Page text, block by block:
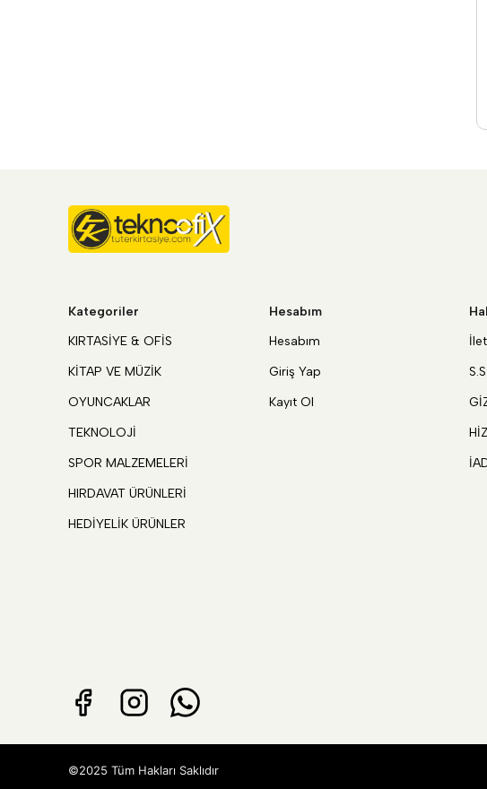
Kategoriler
KIRTASİYE & OFİS
KİTAP VE MÜZİK
OYUNCAKLAR
TEKNOLOJİ
SPOR MALZEMELERİ
HIRDAVAT ÜRÜNLERİ
HEDİYELİK ÜRÜNLER
Hesabım
Hesabım
Giriş Yap
Kayıt Ol
©2025 Tüm Hakları Saklıdır